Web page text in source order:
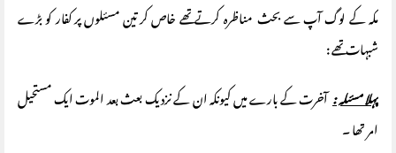
مکہ کے لوگ آپ سے بحث مناظرہ کرتے تھے خاص کر تین مسئلوں پر کفار کو بڑے
شبہات تھے :
پہلا مسئلہ :آخرت کے بارے میں کیونکہ ان کے نزدیک بعث بعد الموت ایک مستحیل
امر تھا ۔